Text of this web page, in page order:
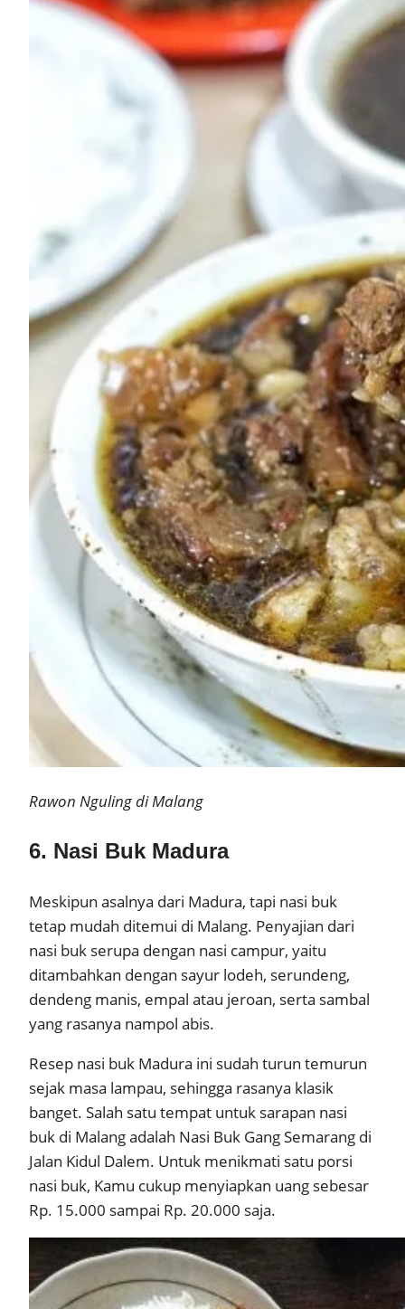
Rawon Nguling di Malang
6. Nasi Buk Madura
Meskipun asalnya dari Madura, tapi nasi buk
tetap mudah ditemui di Malang. Penyajian dari
nasi buk serupa dengan nasi campur, yaitu
ditambahkan dengan sayur lodeh, serundeng,
dendeng manis, empal atau jeroan, serta sambal
yang rasanya nampol abis.
Resep nasi buk Madura ini sudah turun temurun
sejak masa lampau, sehingga rasanya klasik
banget. Salah satu tempat untuk sarapan nasi
buk di Malang adalah Nasi Buk Gang Semarang di
Jalan Kidul Dalem. Untuk menikmati satu porsi
nasi buk, Kamu cukup menyiapkan uang sebesar
Rp. 15.000 sampai Rp. 20.000 saja.